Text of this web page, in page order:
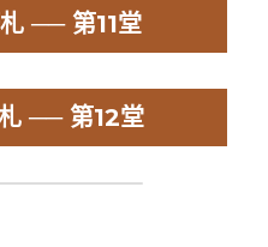
── 第11堂
── 第12堂